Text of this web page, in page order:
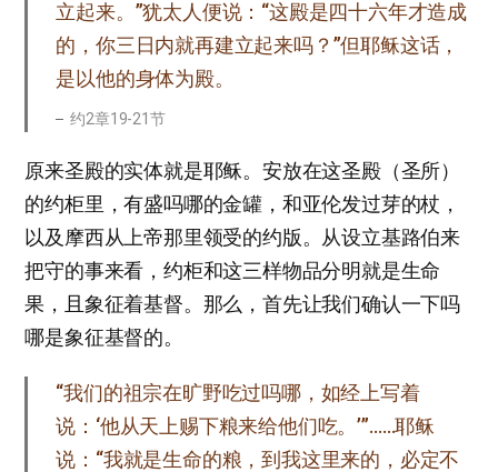
立起来。”犹太人便说：“这殿是四十六年才造成
的，你三日内就再建立起来吗？”但耶稣这话，
是以他的身体为殿。
约2章19-21节
原来圣殿的实体就是耶稣。安放在这圣殿（圣所）
的约柜里，有盛吗哪的金罐，和亚伦发过芽的杖，
以及摩西从上帝那里领受的约版。从设立基路伯来
把守的事来看，约柜和这三样物品分明就是生命
果，且象征着基督。那么，首先让我们确认一下吗
哪是象征基督的。
“我们的祖宗在旷野吃过吗哪，如经上写着
说：‘他从天上赐下粮来给他们吃。’”……耶稣
说：“我就是生命的粮，到我这里来的，必定不